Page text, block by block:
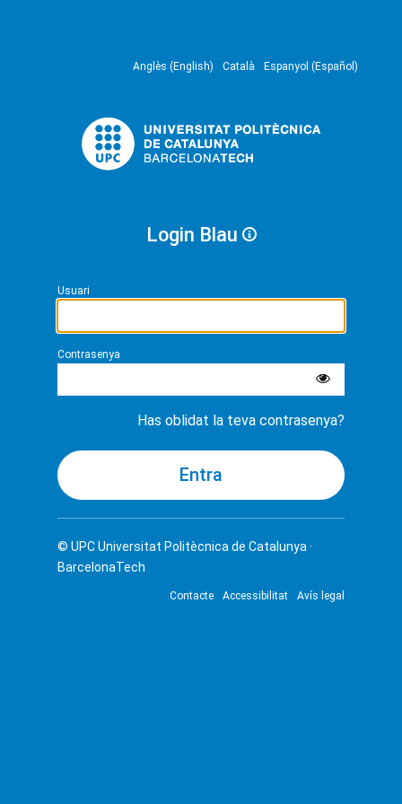
Anglès (English) Català Espanyol (Español)
Login Blau
Usuari
Contrasenya
Has oblidat la teva contrasenya?
© UPCUniversitat Politècnica de Catalunya ·
BarcelonaTech
Contacte Accessibilitat Avís legal